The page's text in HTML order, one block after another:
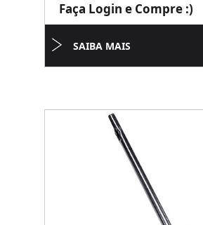
Faça Login e Compre :)
SAIBA MAIS